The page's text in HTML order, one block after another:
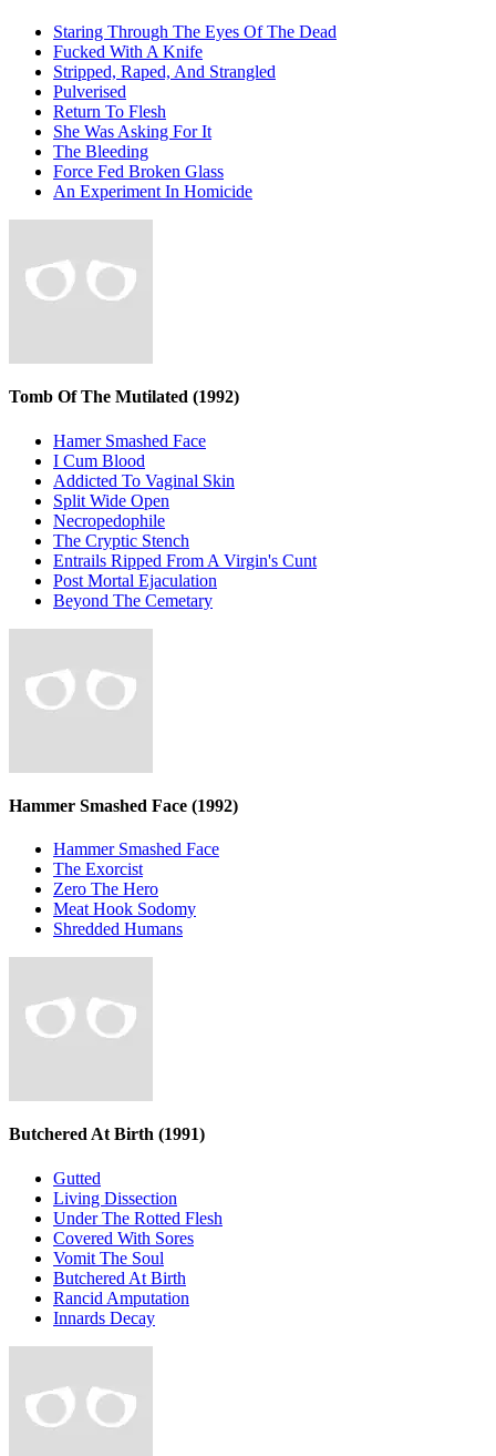
Staring Through The Eyes Of The Dead
Fucked With A Knife
Stripped, Raped, And Strangled
Pulverised
Return To Flesh
She Was Asking For It
The Bleeding
Force Fed Broken Glass
An Experiment In Homicide
Tomb Of The Mutilated (1992)
Hamer Smashed Face
I Cum Blood
Addicted To Vaginal Skin
Split Wide Open
Necropedophile
The Cryptic Stench
Entrails Ripped From A Virgin's Cunt
Post Mortal Ejaculation
Beyond The Cemetary
Hammer Smashed Face (1992)
Hammer Smashed Face
The Exorcist
Zero The Hero
Meat Hook Sodomy
Shredded Humans
Butchered At Birth (1991)
Gutted
Living Dissection
Under The Rotted Flesh
Covered With Sores
Vomit The Soul
Butchered At Birth
Rancid Amputation
Innards Decay